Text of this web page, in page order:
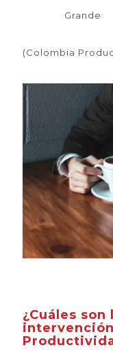
Grande
(Colombia
¿Cuáles son